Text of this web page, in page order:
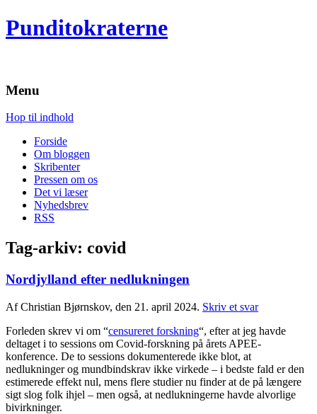
Punditokraterne
Menu
Hop til indhold
Forside
Om bloggen
Skribenter
Pressen om os
Det vi læser
Nyhedsbrev
RSS
Tag-arkiv: covid
Nordjylland efter nedlukningen
Af Christian Bjørnskov, den 21. april 2024. Skriv et svar
Forleden skrev vi om “censureret forskning“, efter at jeg havde
deltaget i to sessions om Covid-forskning på årets APEE-
konference. De to sessions dokumenterede ikke blot, at
nedlukninger og mundbindskrav ikke virkede – i bedste fald er den
estimerede effekt nul, mens flere studier nu finder at de på længere
sigt slog folk ihjel – men også, at nedlukningerne havde alvorlige
bivirkninger.